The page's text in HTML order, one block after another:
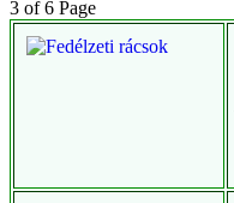
3 of 6 Page